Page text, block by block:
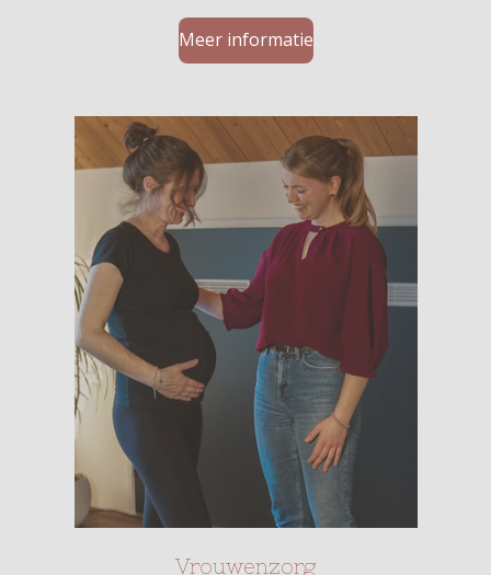
Meer informatie
Vrouwenzorg